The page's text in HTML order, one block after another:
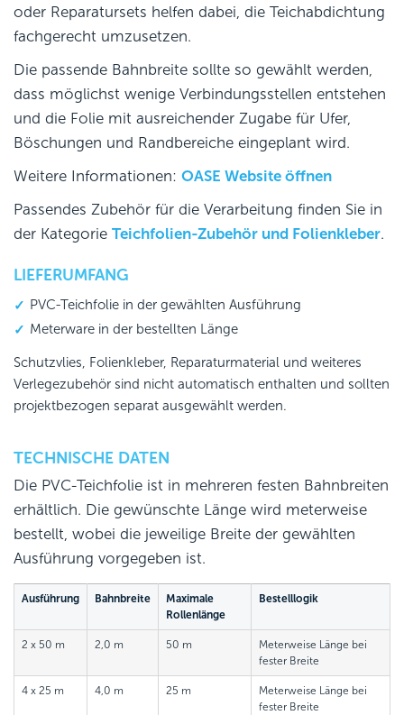
oder Reparatursets helfen dabei, die Teichabdichtung
fachgerecht umzusetzen.
Die passende Bahnbreite sollte so gewählt werden,
dass möglichst wenige Verbindungsstellen entstehen
und die Folie mit ausreichender Zugabe für Ufer,
Böschungen und Randbereiche eingeplant wird.
Weitere Informationen: OASE Website öffnen
Passendes Zubehör für die Verarbeitung finden Sie in
der Kategorie Teichfolien-Zubehör und Folienkleber.
LIEFERUMFANG
PVC-Teichfolie in der gewählten Ausführung
Meterware in der bestellten Länge
Schutzvlies, Folienkleber, Reparaturmaterial und weiteres
Verlegezubehör sind nicht automatisch enthalten und sollten
projektbezogen separat ausgewählt werden.
TECHNISCHE DATEN
Die PVC-Teichfolie ist in mehreren festen Bahnbreiten
erhältlich. Die gewünschte Länge wird meterweise
bestellt, wobei die jeweilige Breite der gewählten
Ausführung vorgegeben ist.
Ausführung Bahnbreite
Maximale
Rollenlänge
Bestelllogik
2 x 50 m 2,0 m 50 m
Meterweise Länge bei
fester Breite
4 x 25 m 4,0 m 25 m
Meterweise Länge bei
fester Breite